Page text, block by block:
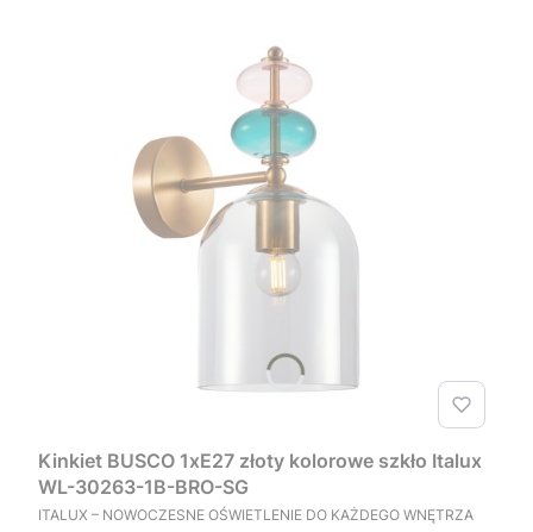
Kinkiet BUSCO 1xE27 złoty kolorowe szkło Italux
WL-30263-1B-BRO-SG
PRODUCENT
ITALUX – NOWOCZESNE OŚWIETLENIE DO KAŻDEGO WNĘTRZA